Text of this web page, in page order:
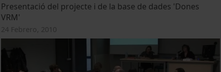
Presentació del projecte i de la base de dades 'Dones
VRM'
24 Febrero, 2010